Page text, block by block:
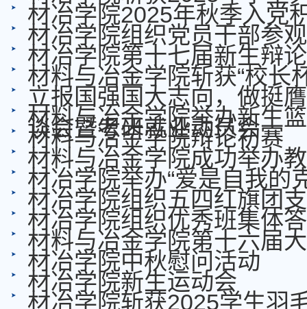
材冶学院2025年秋季入党
材冶学院组织党员干部参
材冶学院第十七届新生辩
材料与冶金学院斩获“校长
立报国强国大志向，做挺
谈会暨考研就业动员会
材料与冶金学院举办新生
材料与冶金学院辩论初赛
材料与冶金学院成功举办
材冶学院举办“爱是自我的
材冶学院组织五四红旗团
材冶学院组织优秀班集体
材料与冶金学院第十六届
材冶学院中秋慰问活动
材冶学院新生运动会
材冶学院斩获2025学生羽